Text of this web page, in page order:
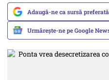
Adaugă-ne ca sursă
Urmărește-ne pe Google